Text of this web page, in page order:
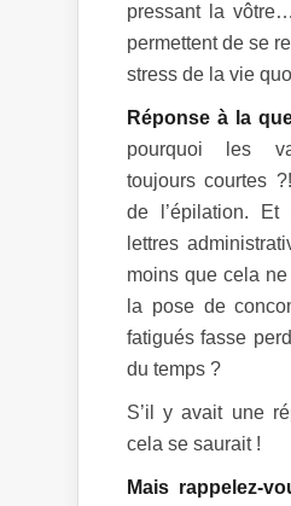
pressant la
permettent de se
stress de la vie
Réponse à la
pourquoi les
toujours courtes
de l’épilation.
lettres
moins que cela
la pose de
fatigués fasse
du temps ?
S’il y avait une
cela se saurait !
Mais rappelez-